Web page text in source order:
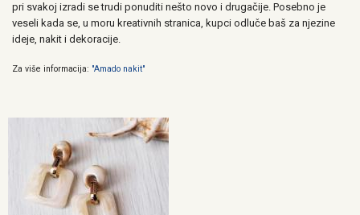
pri svakoj izradi se trudi ponuditi nešto novo i drugačije. Posebno je
veseli kada se, u moru kreativnih stranica, kupci odluče baš za njezine
ideje, nakit i dekoracije.
Za više informacija: "Amado nakit"